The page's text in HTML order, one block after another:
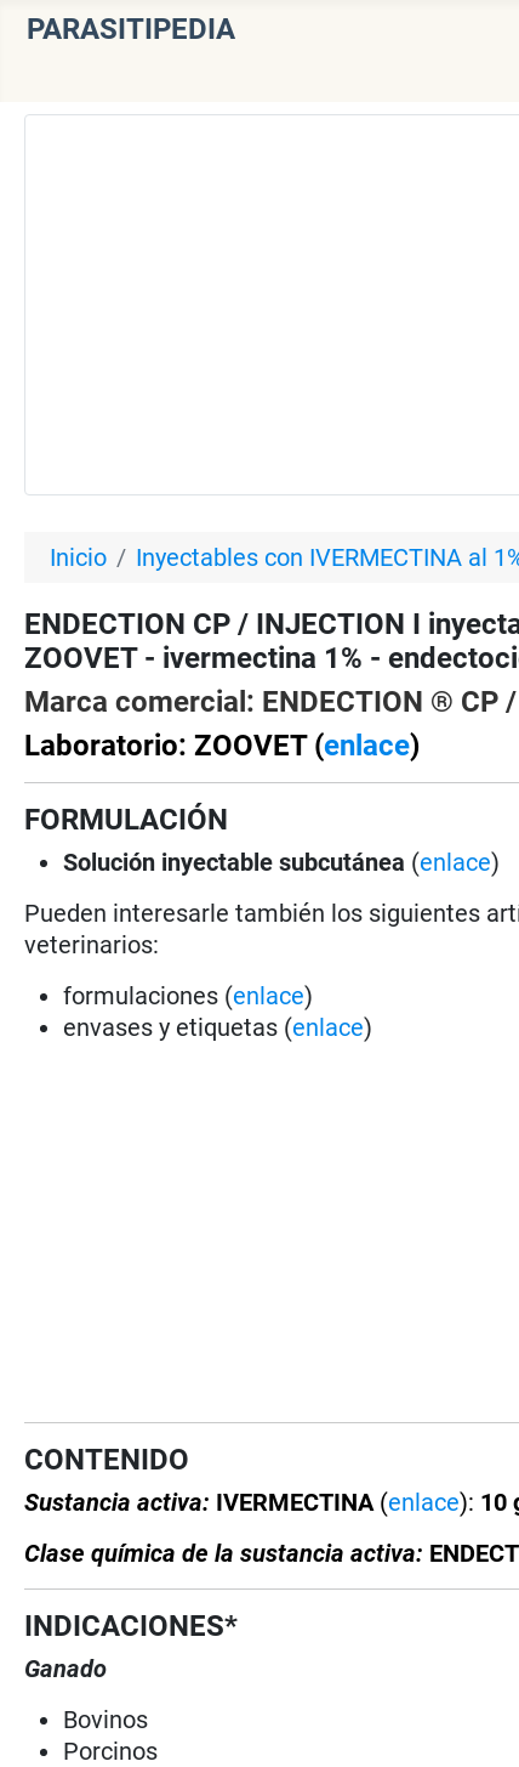
PARASITIPEDIA
Inicio Inyectables con IVERMECTINA al
ENDECTION CP / INJECTION I
ZOOVET - ivermectina 1% -
Marca comercial: ENDECTION ® CP
Laboratorio: ZOOVET (enlace)
FORMULACIÓN
Solución inyectable subcutánea (enlace)
Pueden interesarle también los siguientes
veterinarios:
formulaciones (enlace)
envases y etiquetas (enlace)
CONTENIDO
Sustancia activa: IVERMECTINA (enlace): 10
Clase química de la sustancia activa:
INDICACIONES*
Ganado
Bovinos
Porcinos